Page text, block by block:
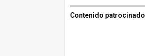
Contenido patrocinado